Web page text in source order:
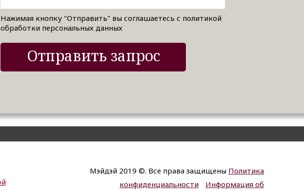
Нажимая кнопку "Отправить" вы соглашаетесь с политикой
обработки персональных данных
Отправить запрос
Мэйдэй 2019 ©. Все права защищены Политика
конфиденциальности
Информация об